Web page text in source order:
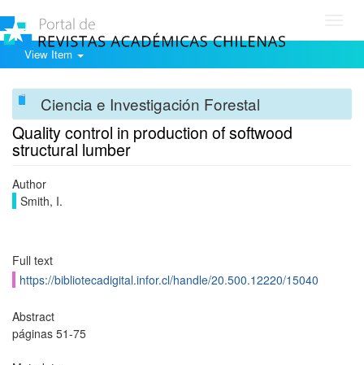
View Item
Ciencia e Investigación Forestal
Quality control in production of softwood
structural lumber
Author
Smith, I.
Full text
https://bibliotecadigital.infor.cl/handle/20.500.12220/15040
Abstract
páginas 51-75